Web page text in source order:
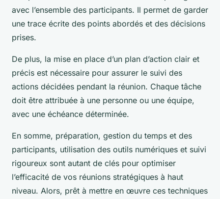
avec l’ensemble des participants. Il permet de garder
une trace écrite des points abordés et des décisions
prises.
De plus, la mise en place d’un plan d’action clair et
précis est nécessaire pour assurer le suivi des
actions décidées pendant la réunion. Chaque tâche
doit être attribuée à une personne ou une équipe,
avec une échéance déterminée.
En somme, préparation, gestion du temps et des
participants, utilisation des outils numériques et suivi
rigoureux sont autant de clés pour optimiser
l’efficacité de vos réunions stratégiques à haut
niveau. Alors, prêt à mettre en œuvre ces techniques